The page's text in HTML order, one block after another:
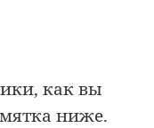
как вы
ниже.